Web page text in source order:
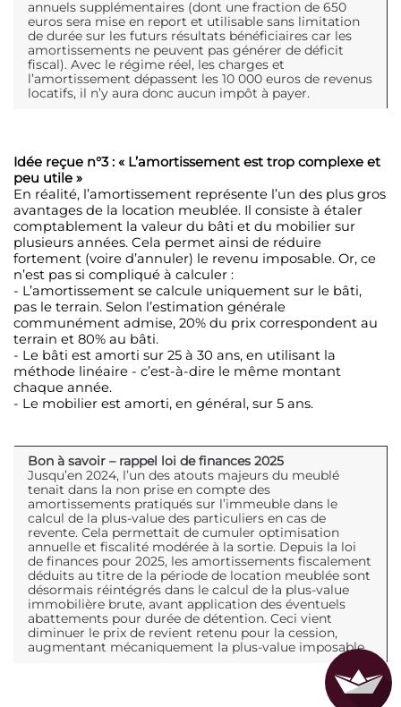
annuels supplémentaires (dont une fraction de 650
euros sera mise en report et utilisable sans limitation
de durée sur les futurs résultats bénéficiaires car les
amortissements ne peuvent pas générer de déficit
fiscal). Avec le régime réel, les charges et
l’amortissement dépassent les 10 000 euros de revenus
locatifs, il n’y aura donc aucun impôt à payer.
Idée reçue n°3 : « L’amortissement est trop complexe et
peu utile »
En réalité, l’amortissement représente l’un des plus gros
avantages de la location meublée. Il consiste à étaler
comptablement la valeur du bâti et du mobilier sur
plusieurs années. Cela permet ainsi de réduire
fortement (voire d’annuler) le revenu imposable. Or, ce
n’est pas si compliqué à calculer :
- L’amortissement se calcule uniquement sur le bâti,
pas le terrain. Selon l’estimation générale
communément admise, 20% du prix correspondent au
terrain et 80% au bâti.
- Le bâti est amorti sur 25 à 30 ans, en utilisant la
méthode linéaire - c’est-à-dire le même montant
chaque année.
- Le mobilier est amorti, en général, sur 5 ans.
Bon à savoir – rappel loi de finances 2025
Jusqu’en 2024, l’un des atouts majeurs du meublé
tenait dans la non prise en compte des
amortissements pratiqués sur l’immeuble dans le
calcul de la plus‑value des particuliers en cas de
revente. Cela permettait de cumuler optimisation
annuelle et fiscalité modérée à la sortie. Depuis la loi
de finances pour 2025, les amortissements fiscalement
déduits au titre de la période de location meublée sont
désormais réintégrés dans le calcul de la plus‑value
immobilière brute, avant application des éventuels
abattements pour durée de détention. Ceci vient
diminuer le prix de revient retenu pour la cession,
augmentant mécaniquement la plus‑value imposable.